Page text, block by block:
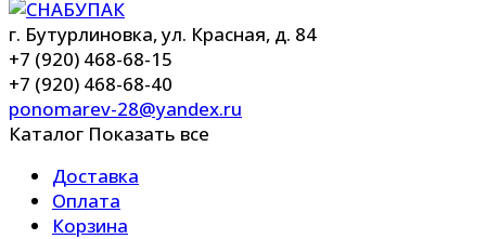
г. Бутурлиновка, ул. Красная, д. 84
+7 (920) 468-68-15
+7 (920) 468-68-40
ponomarev-28@yandex.ru
Каталог Показать все
Доставка
Оплата
Корзина